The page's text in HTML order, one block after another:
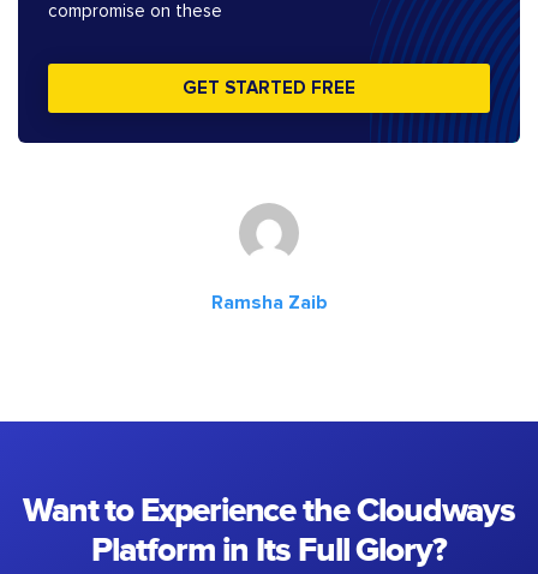
compromise on these
GET STARTED FREE
Ramsha Zaib
Want to Experience the Cloudways
Platform in Its Full Glory?